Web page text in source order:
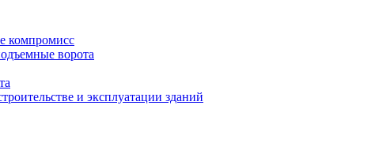
компромисс
ворота
и эксплуатации зданий